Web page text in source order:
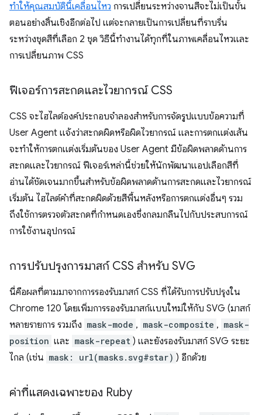
ทำให้คุณสมบัตินี้เคลื่อนไหว การเปลี่ยนระหว่างจานสีจะไม่เป็นขั้น
ตอนอย่างสิ้นเชิงอีกต่อไป แต่จะกลายเป็นการเปลี่ยนที่ราบรื่น
ระหว่างชุดสีที่เลือก 2 ชุด วิธีนี้ทำงานได้ทุกที่ในภาพเคลื่อนไหวและ
การเปลี่ยนภาพ CSS
ฟีเจอร์การสะกดและไวยากรณ์ CSS
CSS จะไฮไลต์องค์ประกอบจำลองสำหรับการจัดรูปแบบข้อความที่
User Agent แจ้งว่าสะกดผิดหรือผิดไวยากรณ์ และการตกแต่งเส้น
จะทำให้การตกแต่งเริ่มต้นของ User Agent มีข้อผิดพลาดด้านการ
สะกดและไวยากรณ์ ฟีเจอร์เหล่านี้ช่วยให้นักพัฒนาแอปเลือกสีที่
อ่านได้ชัดเจนมากขึ้นสำหรับข้อผิดพลาดด้านการสะกดและไวยากรณ์
เริ่มต้น ไฮไลต์คำที่สะกดผิดด้วยสีพื้นหลังหรือการตกแต่งอื่นๆ รวม
ถึงใช้การตรวจตัวสะกดที่กำหนดเองซึ่งกลมกลืนไปกับประสบการณ์
การใช้งานอุปกรณ์
การปรับปรุงการมาสก์ CSS สำหรับ SVG
นี่คือผลที่ตามมาจากการรองรับมาสก์ CSS ที่ได้รับการปรับปรุงใน
Chrome 120 โดยเพิ่มการรองรับมาสก์แบบใหม่ให้กับ SVG (มาสก์
หลายรายการ รวมถึง mask-mode , mask-composite , mask-
position และ mask-repeat ) และยังรองรับมาสก์ SVG ระยะ
ไกล (เช่น mask: url(masks.svg#star) ) อีกด้วย
ค่าที่แสดงเฉพาะของ Ruby